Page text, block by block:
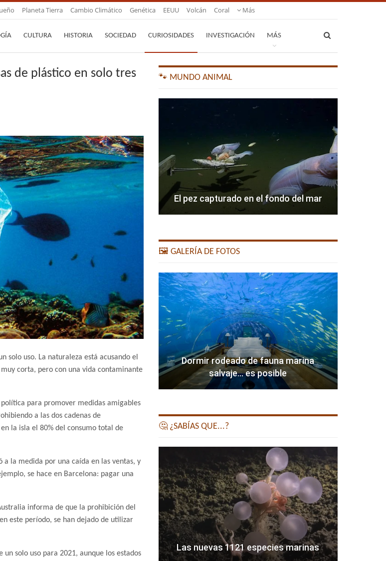
Planeta Tierra Cambio Climático Genética EEUU Volcán Coral Más
CULTURA HISTORIA SOCIEDAD CURIOSIDADES INVESTIGACIÓN MÁS
de plástico en solo tres
solo uso. La naturaleza está acusando el
corta, pero con una vida contaminante
para promover medidas amigables
a las dos cadenas de
la isla el 80% del consumo total de
la medida por una caída en las ventas, y
se hace en Barcelona: pagar una
informa de que la prohibición del
este período, se han dejado de utilizar
solo uso para 2021, aunque los estados
🐾 MUNDO ANIMAL
El pez capturado en el fondo del mar
🖼️ GALERÍA DE FOTOS
Dormir rodeado de fauna marina
salvaje… es posible
🤔 ¿SABÍAS QUE...?
Las nuevas 1121 especies marinas